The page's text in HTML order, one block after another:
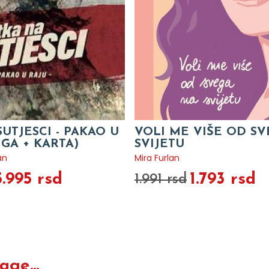
- PAKAO U
+ KARTA)
rsd
VOLI ME VIŠE OD
SVIJETU
Mira Furlan
1.991 rsd 1.793 rsd